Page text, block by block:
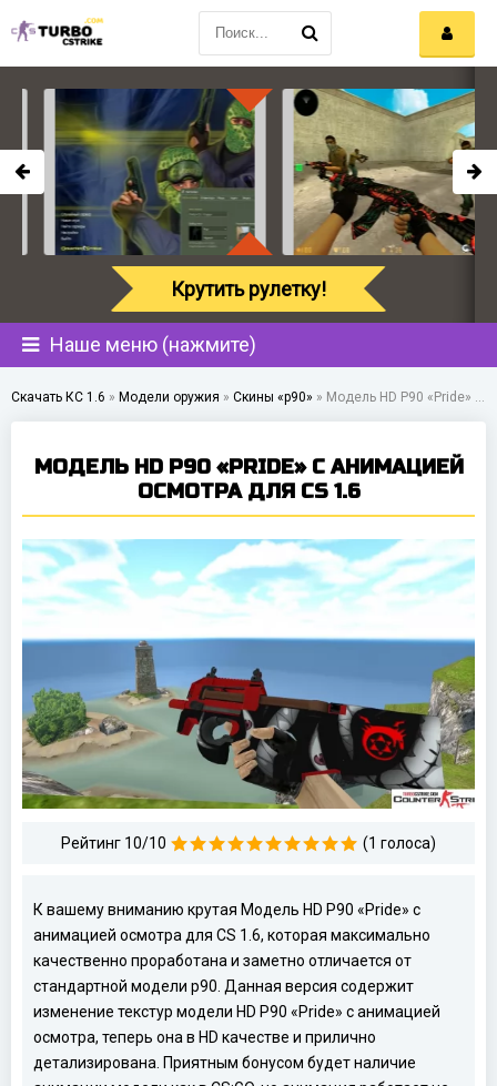
Наше меню (нажмите)
Скачать КС 1.6 » Модели оружия » Скины «p90» » Модель HD P90 «Pride» с анимацией осмотра для CS 1.6
МОДЕЛЬ HD P90 «PRIDE» С АНИМАЦИЕЙ
ОСМОТРА ДЛЯ CS 1.6
Рейтинг 10/10 (1 голоса)
К вашему вниманию крутая Модель HD P90 «Pride» с
анимацией осмотра для CS 1.6, которая максимально
качественно проработана и заметно отличается от
стандартной модели p90. Данная версия содержит
изменение текстур модели HD P90 «Pride» с анимацией
осмотра, теперь она в HD качестве и прилично
детализирована. Приятным бонусом будет наличие
Крутить рулетку!